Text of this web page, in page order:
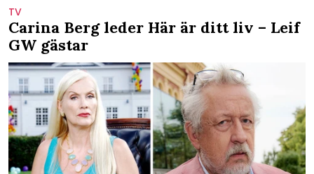
TV
Carina Berg leder Här är ditt liv – Leif
GW gästar